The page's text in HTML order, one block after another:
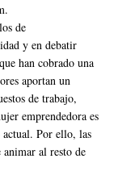
de
y en debatir
han cobrado una
aportan un
de trabajo,
emprendedora es
actual. Por ello, las
animar al resto de